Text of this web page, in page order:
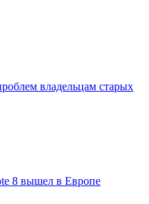
владельцам старых
8 вышел в Европе